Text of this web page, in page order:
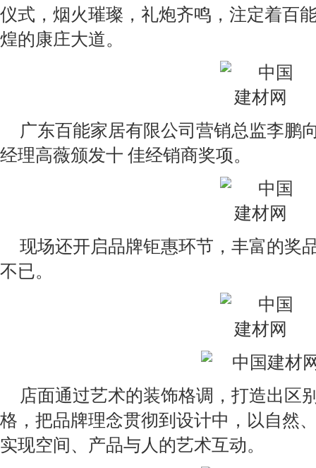
仪式，烟火璀璨，礼炮齐鸣，注定着百
煌的康庄大道。
广东百能家居有限公司营销总监李鹏
经理高薇颁发十 佳经销商奖项。
现场还开启品牌钜惠环节，丰富的奖
不已。
店面通过艺术的装饰格调，打造出区
格，把品牌理念贯彻到设计中，以自然
实现空间、产品与人的艺术互动。